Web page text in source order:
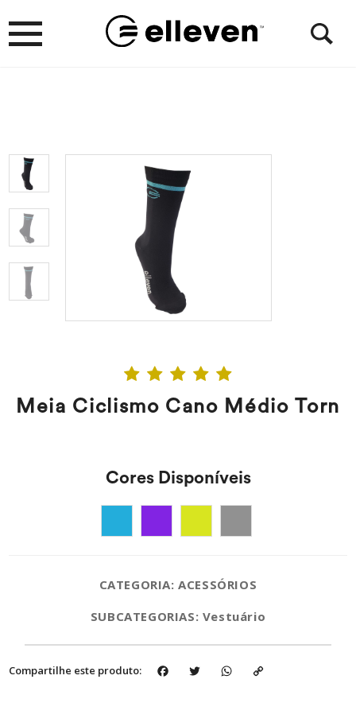
Meia Ciclismo Cano Médio Torn
Cores Disponíveis
CATEGORIA: ACESSÓRIOS
SUBCATEGORIAS: Vestuário
Compartilhe este produto: FacebookTwitter WhatsApp